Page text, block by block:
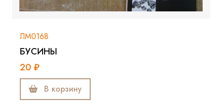
ЛМ0168
БУСИНЫ
20 ₽
В корзину